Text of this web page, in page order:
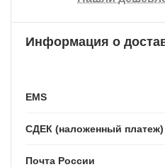
Информация о
EMS
СДЕК (наложенный платеж)
Почта России